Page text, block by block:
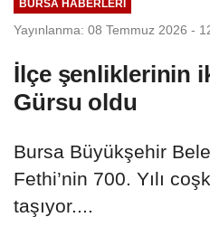
BURSA HABERLERI
Yayınlanma: 08 Temmuz 2026 -
İlçe şenliklerinin
Gürsu oldu
Bursa Büyükşehir
Fethi’nin 700. Yılı
taşıyor....